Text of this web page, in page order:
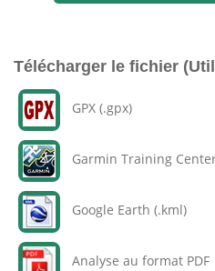
Télécharger le fichier
GPX (.gpx)
Garmin Training
Google Earth (.kml)
Analyse au format PDF